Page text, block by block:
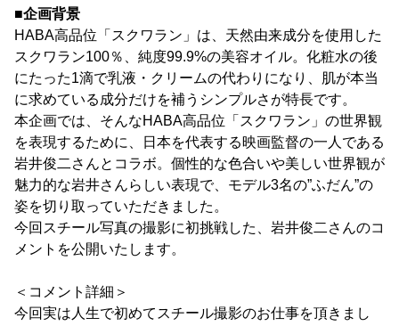
■企画背景
HABA高品位「スクワラン」は、天然由来成分を使用した
スクワラン100％、純度99.9%の美容オイル。化粧水の後
にたった1滴で乳液・クリームの代わりになり、肌が本当
に求めている成分だけを補うシンプルさが特長です。
本企画では、そんなHABA高品位「スクワラン」の世界観
を表現するために、日本を代表する映画監督の一人である
岩井俊二さんとコラボ。個性的な色合いや美しい世界観が
魅力的な岩井さんらしい表現で、モデル3名の”ふだん”の
姿を切り取っていただきました。
今回スチール写真の撮影に初挑戦した、岩井俊二さんのコ
メントを公開いたします。
＜コメント詳細＞
今回実は人生で初めてスチール撮影のお仕事を頂きまし